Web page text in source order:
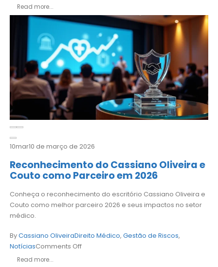
Read more...
10mar10 de março de 2026
Reconhecimento do Cassiano Oliveira e
Couto como Parceiro em 2026
Conheça o reconhecimento do escritório Cassiano Oliveira e
Couto como melhor parceiro 2026 e seus impactos no setor
médico.
ByCassiano OliveiraDireito Médico, Gestão de Riscos,
NotíciasComments Off
Read more...